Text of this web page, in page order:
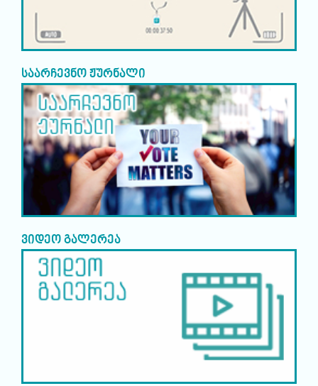
საარჩევნო ჟურნალი
ვიდეო გალერეა